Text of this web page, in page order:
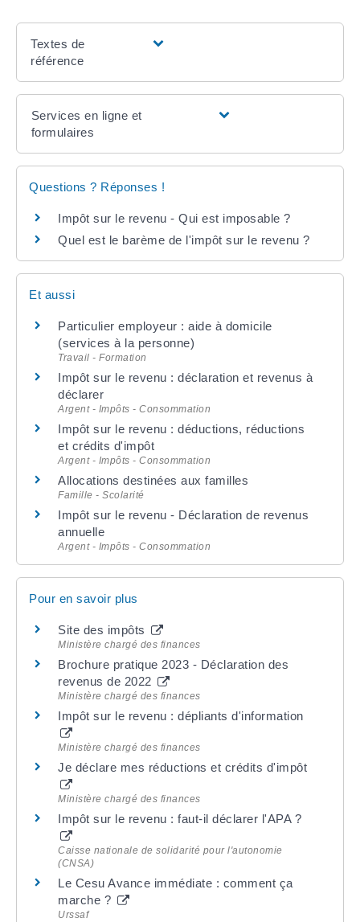
Textes de
référence
Services en ligne et
formulaires
Questions ? Réponses !
Impôt sur le revenu - Qui est imposable ?
Quel est le barème de l'impôt sur le revenu ?
Et aussi
Particulier employeur : aide à domicile
(services à la personne)
Travail - Formation
Impôt sur le revenu : déclaration et revenus à
déclarer
Argent - Impôts - Consommation
Impôt sur le revenu : déductions, réductions
et crédits d'impôt
Argent - Impôts - Consommation
Allocations destinées aux familles
Famille - Scolarité
Impôt sur le revenu - Déclaration de revenus
annuelle
Argent - Impôts - Consommation
Pour en savoir plus
Site des impôts
Ministère chargé des finances
Brochure pratique 2023 - Déclaration des
revenus de 2022
Ministère chargé des finances
Impôt sur le revenu : dépliants d'information
Ministère chargé des finances
Je déclare mes réductions et crédits d'impôt
Ministère chargé des finances
Impôt sur le revenu : faut-il déclarer l'APA ?
Caisse nationale de solidarité pour l'autonomie
(CNSA)
Le Cesu Avance immédiate : comment ça
marche ?
Urssaf